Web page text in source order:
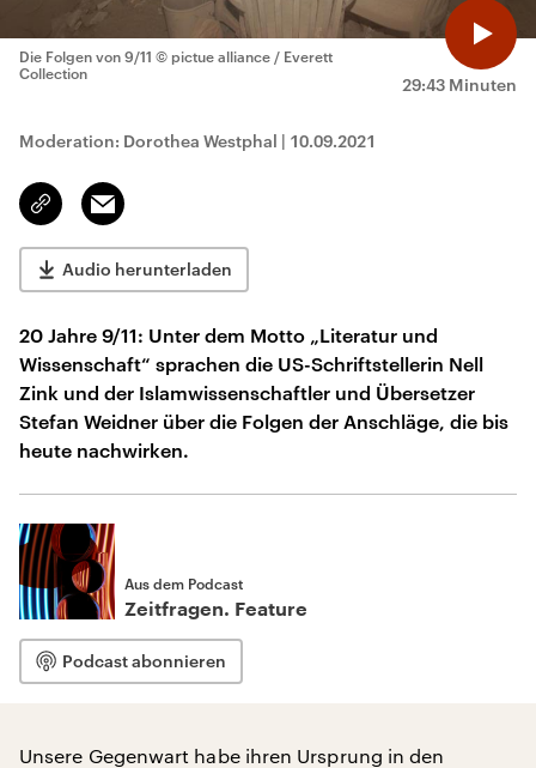
29:43 Minuten
Die Folgen von 9/11 © pictue alliance / Everett
Collection
Moderation: Dorothea Westphal | 10.09.2021
Link
kopieren/teilen
Email
Audio herunterladen
20 Jahre 9/11: Unter dem Motto „Literatur und
Wissenschaft“ sprachen die US-Schriftstellerin Nell
Zink und der Islamwissenschaftler und Übersetzer
Stefan Weidner über die Folgen der Anschläge, die bis
heute nachwirken.
Aus dem Podcast
Zeitfragen. Feature
Podcast abonnieren
Unsere Gegenwart habe ihren Ursprung in den